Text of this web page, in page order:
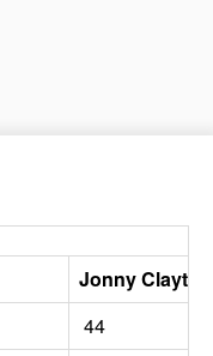
Jonny Clayton
44